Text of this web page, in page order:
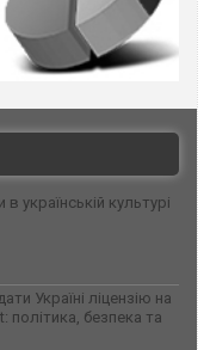
українській культурі
Україні ліцензію на
політика, безпека та